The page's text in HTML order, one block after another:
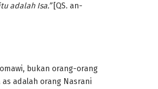
adalah Isa.”[QS. an-
bukan orang-orang
adalah orang Nasrani